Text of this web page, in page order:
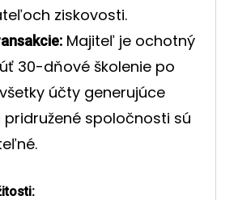
ziskovosti.
Majiteľ je ochotný
30-dňové školenie po
účty generujúce
spoločnosti sú